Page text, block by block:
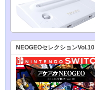
NEOGEOセレクションVol.10